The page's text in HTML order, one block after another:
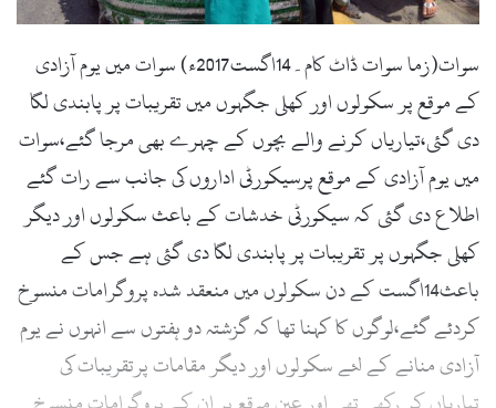
سوات(زما سوات ڈاٹ کام۔14اگست2017ء) سوات میں یوم آزادی
کے موقع پر سکولوں اور کھلی جگہوں میں تقریبات پر پابندی لگا
دی گئی،تیاریاں کرنے والے بچوں کے چہرے بھی مرجا گئے،سوات
میں یوم آزادی کے موقع پرسیکورٹی اداروں کی جانب سے رات گئے
اطلاع دی گئی کہ سیکورٹی خدشات کے باعث سکولوں اور دیگر
کھلی جگہوں پر تقریبات پر پابندی لگا دی گئی ہے جس کے
باعث14اگست کے دن سکولوں میں منعقد شدہ پروگرامات منسوخ
کردئے گئے،لوگوں کا کہنا تھا کہ گزشتہ دو ہفتوں سے انہوں نے یوم
آزادی منانے کے لئے سکولوں اور دیگر مقامات پرتقریبات کی